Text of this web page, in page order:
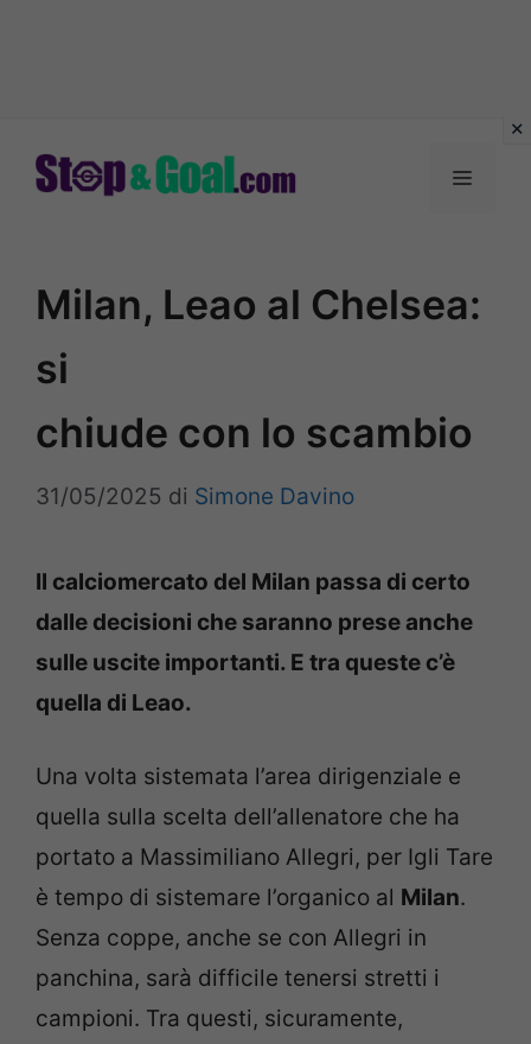
Menu
Milan, Leao al Chelsea:
si
chiude con lo scambio
31/05/2025 di Simone Davino
Il calciomercato del Milan passa di certo
dalle decisioni che saranno prese anche
sulle uscite importanti. E tra queste c’è
quella di Leao.
Una volta sistemata l’area dirigenziale e
quella sulla scelta dell’allenatore che ha
portato a Massimiliano Allegri, per Igli Tare
è tempo di sistemare l’organico al Milan.
Senza coppe, anche se con Allegri in
panchina, sarà difficile tenersi stretti i
campioni. Tra questi, sicuramente,